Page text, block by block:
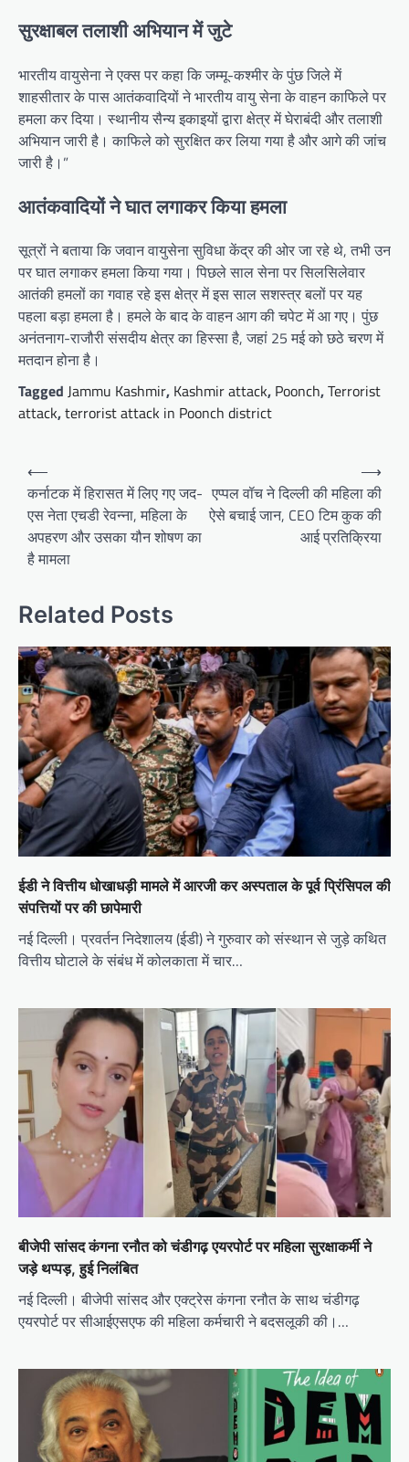
सुरक्षाबल तलाशी अभियान में जुटे
भारतीय वायुसेना ने एक्स पर कहा कि जम्मू-कश्मीर के पुंछ जिले में
शाहसीतार के पास आतंकवादियों ने भारतीय वायु सेना के वाहन काफिले पर
हमला कर दिया। स्थानीय सैन्य इकाइयों द्वारा क्षेत्र में घेराबंदी और तलाशी
अभियान जारी है। काफिले को सुरक्षित कर लिया गया है और आगे की जांच
जारी है।”
आतंकवादियों ने घात लगाकर किया हमला
सूत्रों ने बताया कि जवान वायुसेना सुविधा केंद्र की ओर जा रहे थे, तभी उन
पर घात लगाकर हमला किया गया। पिछले साल सेना पर सिलसिलेवार
आतंकी हमलों का गवाह रहे इस क्षेत्र में इस साल सशस्त्र बलों पर यह
पहला बड़ा हमला है। हमले के बाद के वाहन आग की चपेट में आ गए। पुंछ
अनंतनाग-राजौरी संसदीय क्षेत्र का हिस्सा है, जहां 25 मई को छठे चरण में
मतदान होना है।
Tagged Jammu Kashmir, Kashmir attack, Poonch,Terrorist
attack,terrorist attack in Poonch district
Post
navigation
⟵
कर्नाटक में हिरासत में लिए गए जद-
एस नेता एचडी रेवन्ना, महिला के
अपहरण और उसका यौन शोषण का
है मामला
एप्पल वॉच ने दिल्ली की महिला की
ऐसे बचाई जान, CEO टिम कुक की
आई प्रतिक्रिया
⟶
Related Posts
ईडी ने वित्तीय धोखाधड़ी मामले में आरजी कर अस्पताल के पूर्व प्रिंसिपल की
संपत्तियों पर की छापेमारी
नई दिल्ली। प्रवर्तन निदेशालय (ईडी) ने गुरुवार को संस्थान से जुड़े कथित
वित्तीय घोटाले के संबंध में कोलकाता में चार…
बीजेपी सांसद कंगना रनौत को चंडीगढ़ एयरपोर्ट पर महिला सुरक्षाकर्मी ने
जड़े थप्पड़, हुई निलंबित
नई दिल्ली। बीजेपी सांसद और एक्ट्रेस कंगना रनौत के साथ चंडीगढ़
एयरपोर्ट पर सीआईएसएफ की महिला कर्मचारी ने बदसलूकी की।…